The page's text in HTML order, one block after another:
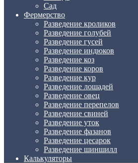
Сад
Фермерство
Разведение кроликов
Разведение голубей
Разведение гусей
Разведение индюков
Разведение коз
Разведение коров
Разведение кур
Разведение лошадей
Разведение овец
Разведение перепелов
Разведение свиней
Разведение уток
Разведение фазанов
Разведение цесарок
Разведение шиншилл
Калькуляторы